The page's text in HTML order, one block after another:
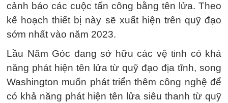
cảnh báo các cuộc tấn công bằng tên lửa. Theo
kế hoạch thiết bị này sẽ xuất hiện trên quỹ đạo
sớm nhất vào năm 2023.
Lầu Năm Góc đang sở hữu các vệ tinh có khả
năng phát hiện tên lửa từ quỹ đạo địa tĩnh, song
Washington muốn phát triển thêm công nghệ để
có khả năng phát hiện tên lửa siêu thanh từ quỹ